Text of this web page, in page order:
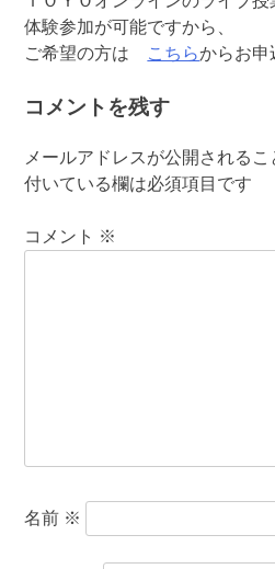
体験参加が可能ですから、
ご希望の方は
こちらからお申
コメントを残す
メールアドレスが公開されるこ
付いている欄は必須項目です
コメント ※
名前 ※